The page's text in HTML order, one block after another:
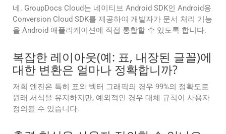
네. GroupDocs Cloud는 네이티브 Android SDK인 Android용
Conversion Cloud SDK를 제공하여 개발자가 문서 처리 기능
을 Android 애플리케이션에 직접 통합할 수 있도록 합니다.
복잡한 레이아웃(예: 표, 내장된 글꼴)에
대한 변환은 얼마나 정확합니까?
저희 엔진은 특히 표와 벡터 그래픽의 경우 99%의 정확도로
원래 서식을 유지하지만, 예외적인 경우 대체 규칙이 사용자
정의될 수 있습니다.